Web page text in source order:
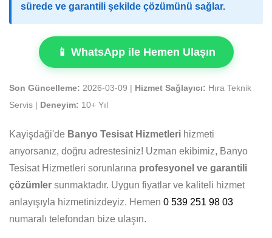
sürede ve garantili şekilde çözümünü sağlar.
📱 WhatsApp ile Hemen Ulaşın
Son Güncelleme: 2026-03-09 | Hizmet Sağlayıcı: Hıra Teknik
Servis |
Deneyim: 10+ Yıl
Kayişdaği'de Banyo Tesisat Hizmetleri hizmeti
arıyorsanız, doğru adrestesiniz! Uzman ekibimiz, Banyo
Tesisat Hizmetleri sorunlarına profesyonel ve garantili
çözümler sunmaktadır. Uygun fiyatlar ve kaliteli hizmet
anlayışıyla hizmetinizdeyiz. Hemen 0 539 251 98 03
numaralı telefondan bize ulaşın.